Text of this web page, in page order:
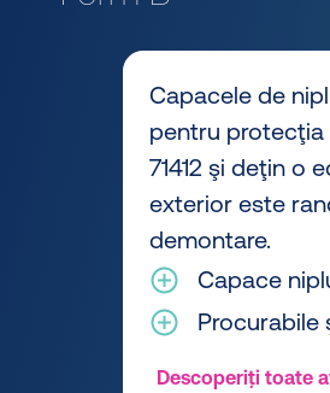
Capacele de
pentru protecţia
71412 şi deţin o
exterior este
demontare.
Capace
Procurabile
Descoperiți toate